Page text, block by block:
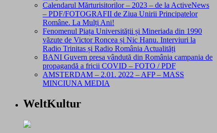
Calendarul Mărturisitorilor – 2023 – de la ActiveNews
– PDF/FOTOGRAFII de Ziua Unirii Principatelor
Române. La Mulți Ani!
Fenomenul Piața Universității și Mineriada din 1990
văzute de Victor Roncea și Nic Hanu. Interviuri la
Radio Trinitas și Radio România Actualități
BANI Guvern presa vândută din România campania de
propagandă a fricii COVID – FOTO / PDF
AMSTERDAM – 2.01. 2022 – AFP – MASS
MINCIUNA MEDIA
WeltKultur